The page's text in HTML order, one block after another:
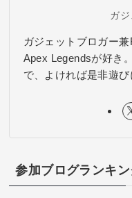
ガ
ガジェットブロガー
Apex Legendsが好き
で、よければ是非遊
参加ブログランキ